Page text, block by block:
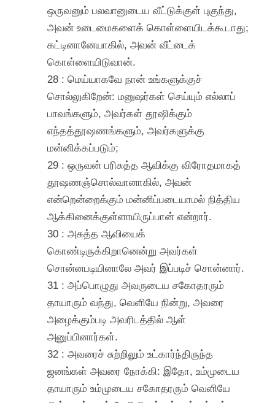
ஒருவனும் பலவானுடைய வீட்டுக்குள் புகுந்து,
அவன் உடைமைகளைக் கொள்ளையிடக்கூடாது;
கட்டினானேயாகில், அவன் வீட்டைக்
கொள்ளையிடுவான்.
28 : மெய்யாகவே நான் உங்களுக்குச்
சொல்லுகிறேன்: மனுஷர்கள் செய்யும் எல்லாப்
பாவங்களும், அவர்கள் தூஷிக்கும்
எந்தத்தூஷணங்களும், அவர்களுக்கு
மன்னிக்கப்படும்;
29 : ஒருவன் பரிசுத்த ஆவிக்கு விரோதமாகத்
தூஷணஞ்சொல்வானாகில், அவன்
என்றென்றைக்கும் மன்னிப்படையாமல் நித்திய
ஆக்கினைக்குள்ளாயிருப்பான் என்றார்.
30 : அசுத்த ஆவியைக்
கொண்டிருக்கிறானென்று அவர்கள்
சொன்னபடியினாலே அவர் இப்படிச் சொன்னார்.
31 : அப்பொழுது அவருடைய சகோதரரும்
தாயாரும் வந்து, வெளியே நின்று, அவரை
அழைக்கும்படி அவரிடத்தில் ஆள்
அனுப்பினார்கள்.
32 : அவரைச் சுற்றிலும் உட்கார்ந்திருந்த
ஜனங்கள் அவரை நோக்கி: இதோ, உம்முடைய
தாயாரும் உம்முடைய சகோதரரும் வெளியே